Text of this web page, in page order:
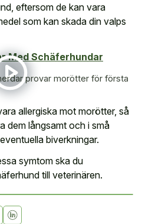
eftersom de kan vara
som kan skada din valps
Med Schäferhundar
provar morötter för första
allergiska mot morötter, så
dem långsamt och i små
biverkningar.
symtom ska du
till veterinären.